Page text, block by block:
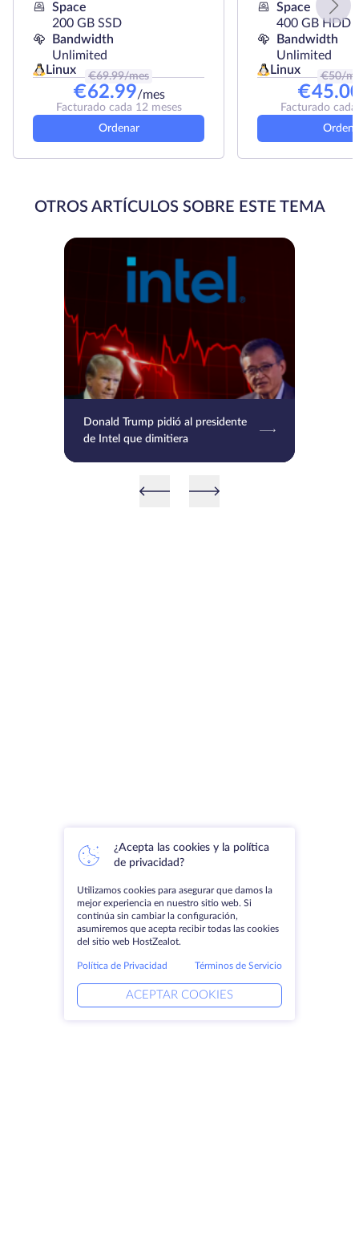
Space
200 GB SSD
Bandwidth
Unlimited
Linux
€69.99/mes
€62.99/mes
Facturado cada 12 meses
Ordenar
Space
400 GB HDD
Bandwidth
Unlimited
Linux
€50/
€
Facturado
OTROS ARTÍCULOS SOBRE ESTE TEMA
Donald Trump pidió al presidente
de Intel que dimitiera
¿Acepta las cookies y la política
de privacidad?
Utilizamos cookies para asegurar que damos la
mejor experiencia en nuestro sitio web. Si
continúa sin cambiar la configuración,
asumiremos que acepta recibir todas las cookies
del sitio web HostZealot.
Política de Privacidad Términos de Servicio
ACEPTAR COOKIES